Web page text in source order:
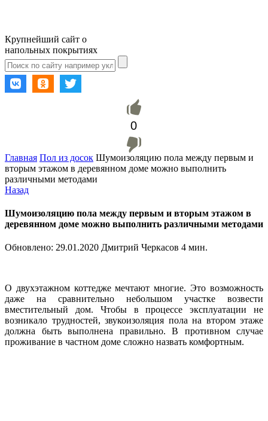
Крупнейший сайт о
напольных покрытиях
0
Главная Пол из досок Шумоизоляцию пола между первым и
вторым этажом в деревянном доме можно выполнить
различными методами
Назад
Шумоизоляцию пола между первым и вторым этажом в
деревянном доме можно выполнить различными методами
Обновлено: 29.01.2020 Дмитрий Черкасов 4 мин.
О двухэтажном коттедже мечтают многие. Это возможность
даже на сравнительно небольшом участке возвести
вместительный дом. Чтобы в процессе эксплуатации не
возникало трудностей, звукоизоляция пола на втором этаже
должна быть выполнена правильно. В противном случае
проживание в частном доме сложно назвать комфортным.